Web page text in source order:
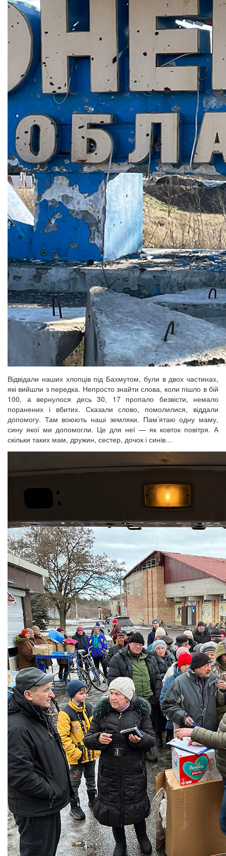
Відвідали наших хлопців під Бахмутом, були в двох частинах,
які вийшли з передка. Непросто знайти слова, коли пішло в бій
100, а вернулося десь 30, 17 пропало безвісти, немало
поранених і вбитих. Сказали слово, помолилися, віддали
допомогу. Там воюють наші земляки. Пам’ятаю одну маму,
сину якої ми допомогли. Це для неї — як ковток повітря. А
скільки таких мам, дружин, сестер, дочок і синів…